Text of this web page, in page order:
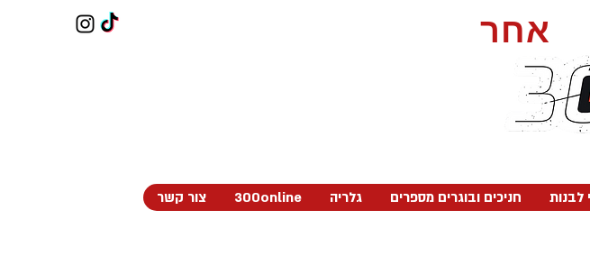
אחר
צור קשר 300online גלריה חניכים ובוגרים מספרים לבנות